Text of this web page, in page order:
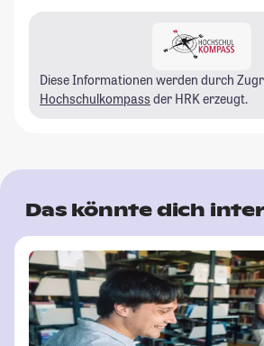
Diese Informationen werden durch
Hochschulkompass der HRK erzeugt.
Das könnte dich